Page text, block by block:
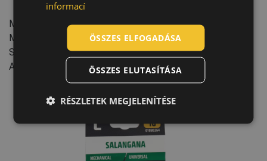
Mandzsetta típusa: knitwrist
Mártott terület: Tenyér, Ujjak, Ujjhegyek
Skála: 13 GG
Akasztófüles csomagolás
GERMAN
informací
ÖSSZES ELFOGADÁSA
ÖSSZES ELUTASÍTÁSA
RÉSZLETEK MEGJELENÍTÉSE